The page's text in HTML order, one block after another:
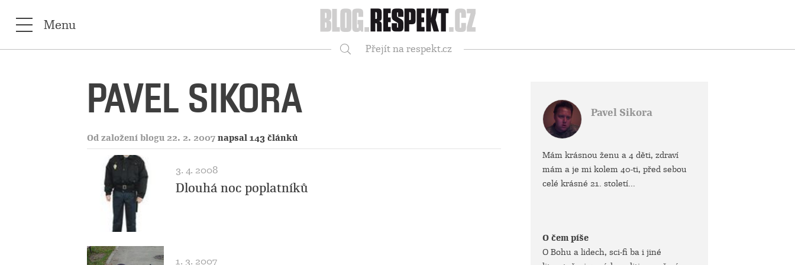
Respekt
Menu
Přejít na respekt.cz
PAVEL SIKORA
Od založení blogu 22. 2. 2007 napsal 143 článků
3. 4. 2008
Dlouhá noc poplatníků
1. 3. 2007
Pavel Sikora
Mám krásnou ženu a 4 děti, zdraví
mám a je mi kolem 40-ti, před sebou
celé krásné 21. století...
O čem píše
O Bohu a lidech, sci-fi ba i jiné